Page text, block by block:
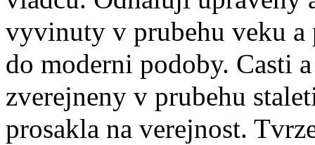
vyvinuty v prubehu veku a
do moderni podoby. Casti
zverejneny v prubehu
prosakla na verejnost.